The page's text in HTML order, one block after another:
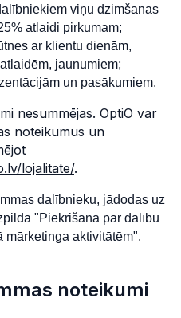
viņu dzimšanas
atlaidi pirkumam;
ar klientu dienām,
jaunumiem;
un pasākumiem.
nesummējas. OptiO var
noteikumus un
lojalitate/.
dalībnieku, jādodas uz
"Piekrišana par dalību
mārketinga aktivitātēm".
noteikumi